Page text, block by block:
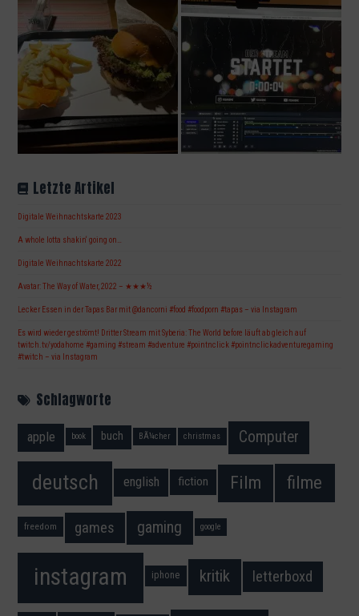
Letzte Artikel
Digitale Weihnachtskarte 2023
A whole lotta shakin‘ going on…
Digitale Weihnachtskarte 2022
Avatar: The Way of Water, 2022 – ★★★½
Lecker Essen in der Tapas Bar mit @dancorni #food #foodporn #tapas – via Instagram
Es wird wieder geströmt! Dritter Stream mit Syberia: The World before läuft ab gleich auf
twitch.tv/yodahome #gaming #stream #adventure #pointnclick #pointnclickadventuregaming
#twitch – via Instagram
Schlagworte
apple book buch BÃ¼cher christmas Computer
deutsch english fiction Film filme
freedom games gaming google
instagram iphone kritik letterboxd